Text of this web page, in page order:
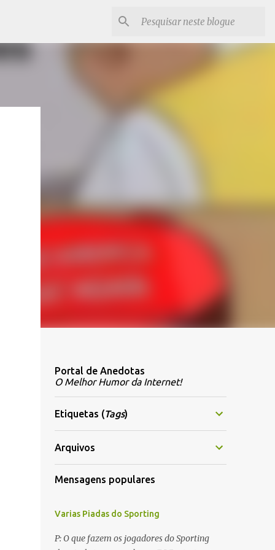
Portal de Anedotas
O Melhor Humor da Internet!
Etiquetas (Tags)
Arquivos
Mensagens populares
Varias Piadas do Sporting
P: O que fazem os jogadores do Sporting